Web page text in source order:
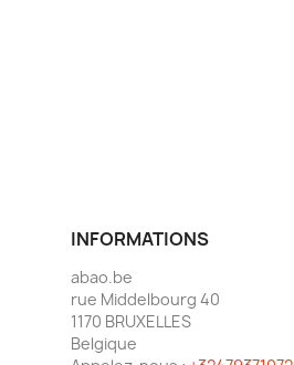
INFORMATIONS
abao.be
rue Middelbourg 40
1170 BRUXELLES
Belgique